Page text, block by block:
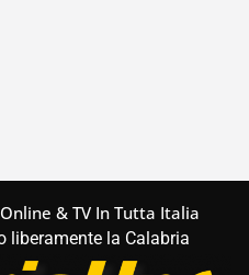
& TV In Tutta Italia
liberamente la Calabria